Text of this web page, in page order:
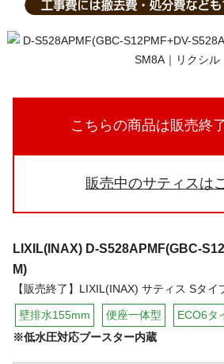
こちらの商品は販売終
販売中のサティスは
LIXIL(INAX) D-S528APMF(GBC-
M)
【販売終了】LIXIL(INAX) サティス Sタイ
壁排水155mm 便座一体型
ECO6タ
※低水圧対応ブースター内蔵